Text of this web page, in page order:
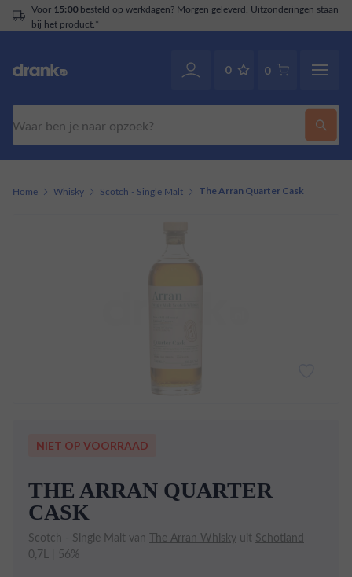
Morgen geleverd. Uitzonderingen staan
Klantenservice
0 0
Home Whisky Scotch - Single Malt The Arran Quarter Cask
NIET OP VOORRAAD
THE ARRAN QUARTER
CASK
Scotch - Single Malt van The Arran Whisky uit Schotland
0,7L | 56%